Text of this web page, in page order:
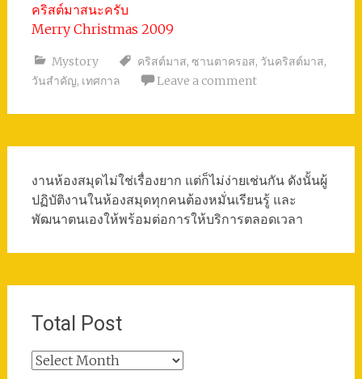
คริสต์มาสนะครับ
Merry Christmas 2009
Mystory คริสต์มาส, ซานตาครอส, วันคริสต์มาส,
วันสำคัญ, เทศกาล Leave a comment
งานห้องสมุดไม่ใช่เรื่องยาก แต่ก็ไม่ง่ายเช่นกัน ดังนั้นผู้
ปฏิบัติงานในห้องสมุดทุกคนต้องหมั่นเรียนรู้ และ
พัฒนาตนเองให้พร้อมต่อการให้บริการตลอดเวลา
Total Post
Total